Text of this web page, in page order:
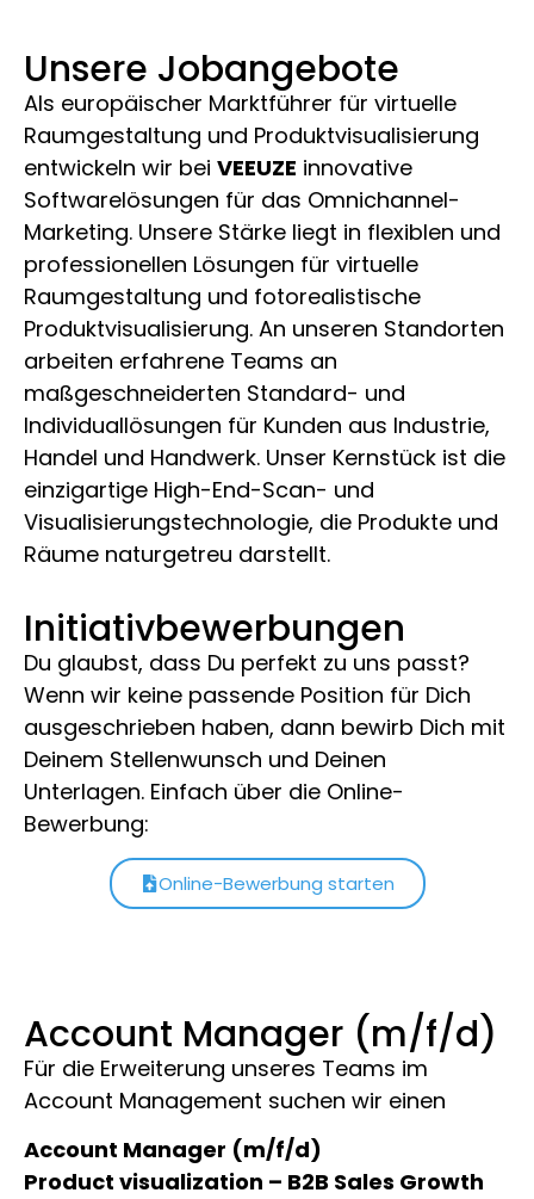
Unsere Jobangebote
Als europäischer Marktführer für virtuelle
Raumgestaltung und Produktvisualisierung
entwickeln wir bei VEEUZE innovative
Softwarelösungen für das Omnichannel-
Marketing. Unsere Stärke liegt in flexiblen und
professionellen Lösungen für virtuelle
Raumgestaltung und fotorealistische
Produktvisualisierung. An unseren Standorten
arbeiten erfahrene Teams an
maßgeschneiderten Standard- und
Individuallösungen für Kunden aus Industrie,
Handel und Handwerk. Unser Kernstück ist die
einzigartige High-End-Scan- und
Visualisierungstechnologie, die Produkte und
Räume naturgetreu darstellt.
Initiativbewerbungen
Du glaubst, dass Du perfekt zu uns passt?
Wenn wir keine passende Position für Dich
ausgeschrieben haben, dann bewirb Dich mit
Deinem Stellenwunsch und Deinen
Unterlagen. Einfach über die Online-
Bewerbung:
Online-Bewerbung starten
Account Manager (m/f/d)
Für die Erweiterung unseres Teams im
Account Management suchen wir einen
Account Manager (m/f/d)
Product visualization – B2B Sales Growth